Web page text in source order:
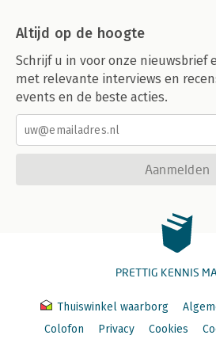
Altijd op de hoogte
Schrijf u in voor onze nieuwsbrief
met relevante interviews en
events en de beste acties.
Aanmelden
PRETTIG KENNIS
Thuiswinkel waarborg
Colofon
Privacy Cookies